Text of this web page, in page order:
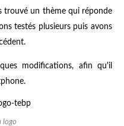
trouvé un thème qui réponde
testés plusieurs puis avons
modifications, afin qu'il
logo